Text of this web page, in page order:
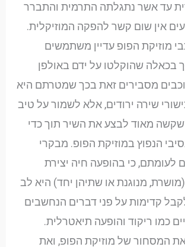
עד אשר נתגלתה התרמית והתברר
אין שום קשר להפקה המוזיקלית.
מוזיקת הפופ עדיין משתמשים
בכאלה שהוקלטו על ידם באולפן
מסבירים זאת בכך שמטרתם היא
שירה ירודים, אלא לשמור על טיב
שקשה מאוד לבצע את השיר תוך כדי
הנפוץ במוזיקת הפופ. מבקרי
לעומתם, כי בהופעה חיה יצירת
מנוגנת או שתיהן יחד) היא לב
לקבל קדימות על פני דברים הנחשבים
כמו ריקוד והופעה תיאטרלית.
המסחור של מוזיקת הפופ, ואת